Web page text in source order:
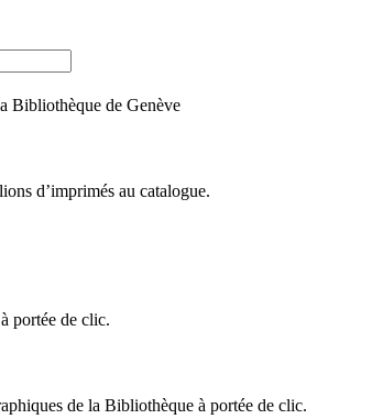
Bibliothèque de Genève
d’imprimés au catalogue.
portée de clic.
de la Bibliothèque à portée de clic.